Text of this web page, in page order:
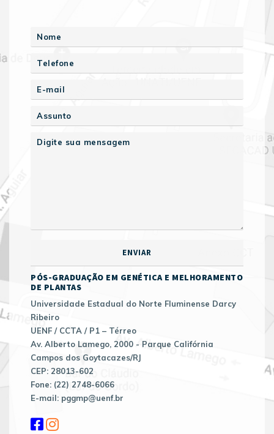
PÓS-GRADUAÇÃO EM GENÉTICA E MELHORAMENTO
DE PLANTAS
Universidade Estadual do Norte Fluminense Darcy
Ribeiro
UENF / CCTA / P1 – Térreo
Av. Alberto Lamego, 2000 - Parque Califórnia
Campos dos Goytacazes/RJ
CEP: 28013-602
Fone: (22) 2748-6066
E-mail: pggmp@uenf.br